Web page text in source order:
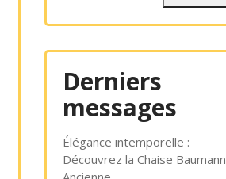
Derniers
messages
Élégance intemporelle :
Découvrez la Chaise Baumann